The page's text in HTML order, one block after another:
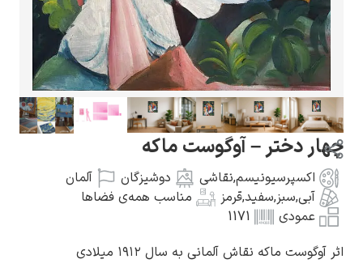
گوستاو کلیمت
ادوارد مونک
کامی پیسارو
– آوگوست ماکه
,نقاشی دوشیزگان
آلمان
سفید,قرمز
مناسب همه‌ی فضاها
1171
نقاش آلمانی به سال ۱۹۱۲ میلادی